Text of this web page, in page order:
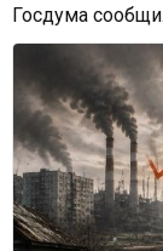
Госдума